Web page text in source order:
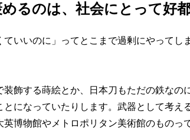
るのは、社会にとって好
いいのに」ってとこまで過剰にやってし
飾する蒔絵とか、日本刀もただの鉄なの
になっていたりします。武器として考え
博物館やメトロポリタン美術館のものっ